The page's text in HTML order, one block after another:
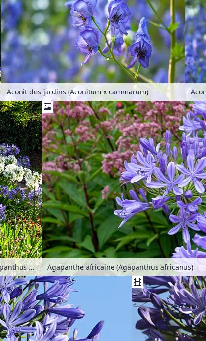
Aconit des jardins (Aconitum x cammarum)
Agapanthe africaine (Agapanthus africanus) Agapanthe africaine (Agapanthus africanus)